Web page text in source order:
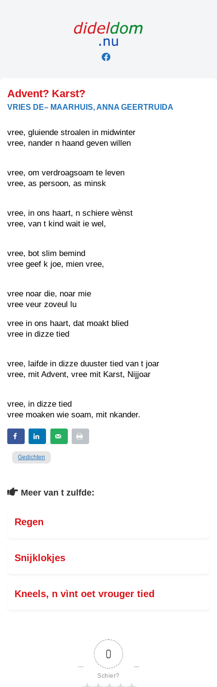
Advent? Karst?
VRIES DE– MAARHUIS, ANNA GEERTRUIDA
vree, gluiende stroalen in midwinter
vree, nander n haand geven willen
vree, om verdroagsoam te leven
vree, as persoon, as minsk
vree, in ons haart, n schiere wènst
vree, van t kind wait ie wel,
vree, bot slim bemind
vree geef k joe, mien vree,
vree noar die, noar mie
vree veur zoveul lu
vree in ons haart, dat moakt blied
vree in dizze tied
vree, laifde in dizze duuster tied van t joar
vree, mit Advent, vree mit Karst, Nijjoar
vree, in dizze tied
vree moaken wie soam, mit nkander.
Gedichten
Meer van t zulfde:
Regen
Snijklokjes
Kneels, n vìnt oet vrouger tied
0
Schier?